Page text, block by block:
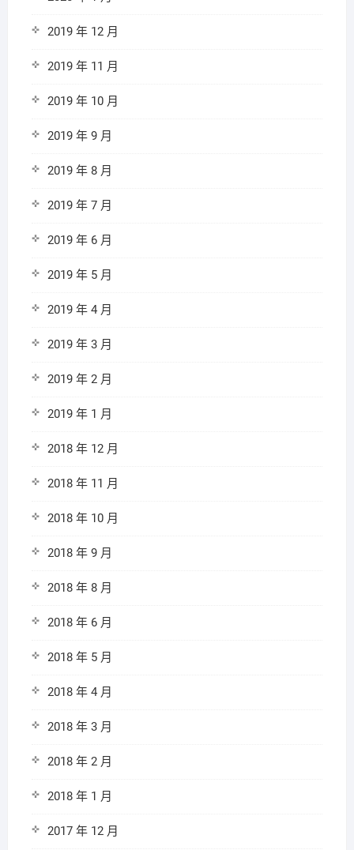
2019 年 12 月
2019 年 11 月
2019 年 10 月
2019 年 9 月
2019 年 8 月
2019 年 7 月
2019 年 6 月
2019 年 5 月
2019 年 4 月
2019 年 3 月
2019 年 2 月
2019 年 1 月
2018 年 12 月
2018 年 11 月
2018 年 10 月
2018 年 9 月
2018 年 8 月
2018 年 6 月
2018 年 5 月
2018 年 4 月
2018 年 3 月
2018 年 2 月
2018 年 1 月
2017 年 12 月